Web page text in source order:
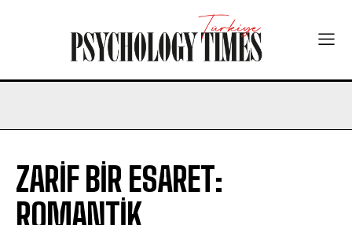
ZARİF BİR ESARET:
ROMANTİK